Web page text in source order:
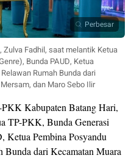
Perbesar
Zulva Fadhil, saat melantik Ketua
Bunda PAUD, Ketua
Rumah Bunda dari
dan Maro Sebo Ilir
Kabupaten Batang Hari,
TP-PKK, Bunda Generasi
Ketua Pembina Posyandu
Bunda dari Kecamatan Muara